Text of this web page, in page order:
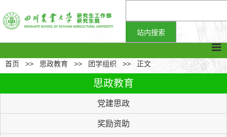
首页 >> 思政教育 >> 团学组织 >> 正文
思政教育
党建思政
奖励资助